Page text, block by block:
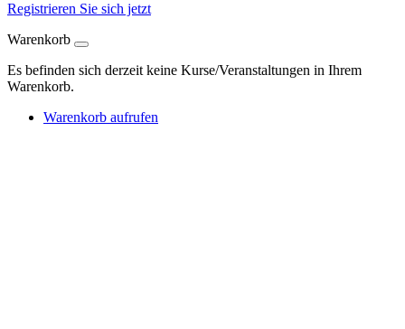
Registrieren Sie sich jetzt
Warenkorb
Es befinden sich derzeit keine Kurse/Veranstaltungen in Ihrem
Warenkorb.
Warenkorb aufrufen